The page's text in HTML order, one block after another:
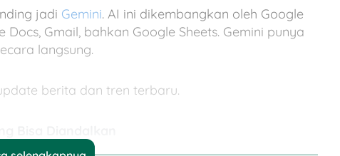
jadi Gemini. AI ini dikembangkan oleh Google
Gmail, bahkan Google Sheets. Gemini punya
langsung.
berita dan tren terbaru.